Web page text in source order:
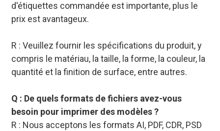
d'étiquettes commandée est importante, plus le
prix est avantageux.
R : Veuillez fournir les spécifications du produit, y
compris le matériau, la taille, la forme, la couleur, la
quantité et la finition de surface, entre autres.
Q : De quels formats de fichiers avez-vous
besoin pour imprimer des modèles ?
R : Nous acceptons les formats AI, PDF, CDR, PSD